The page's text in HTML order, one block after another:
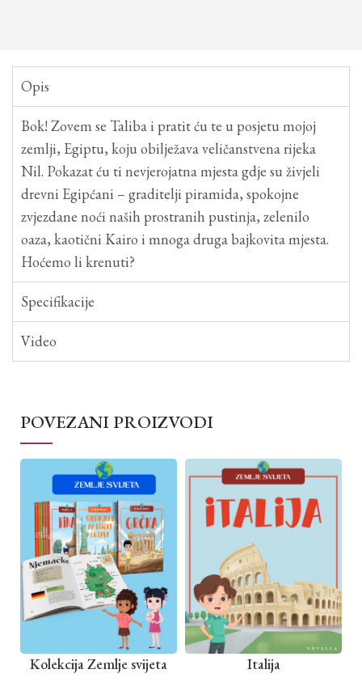
Opis
Bok! Zovem se Taliba i pratit ću te u posjetu mojoj
zemlji, Egiptu, koju obilježava veličanstvena rijeka
Nil. Pokazat ću ti nevjerojatna mjesta gdje su živjeli
drevni Egipćani – graditelji piramida, spokojne
zvjezdane noći naših prostranih pustinja, zelenilo
oaza, kaotični Kairo i mnoga druga bajkovita mjesta.
Hoćemo li krenuti?
Specifikacije
Video
POVEZANI PROIZVODI
Kolekcija Zemlje svijeta Italija